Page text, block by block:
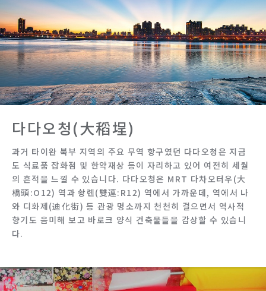
다다오청(大稻埕)
과거 타이완 북부 지역의 주요 무역 항구였던 다다오청은 지금
도 식료품 잡화점 및 한약재상 등이 자리하고 있어 여전히 세월
의 흔적을 느낄 수 있습니다. 다다오청은 MRT 다차오터우(大
橋頭:O12) 역과 솽롄(雙連:R12) 역에서 가까운데, 역에서 나
와 디화제(迪化街) 등 관광 명소까지 천천히 걸으면서 역사적
향기도 음미해 보고 바로크 양식 건축물들을 감상할 수 있습니
다.